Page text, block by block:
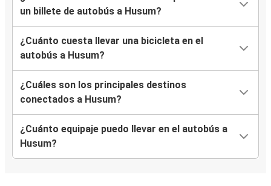
un billete de autobús a Husum?
¿Cuánto cuesta llevar una bicicleta en el
autobús a Husum?
¿Cuáles son los principales destinos
conectados a Husum?
¿Cuánto equipaje puedo llevar en el autobús a
Husum?